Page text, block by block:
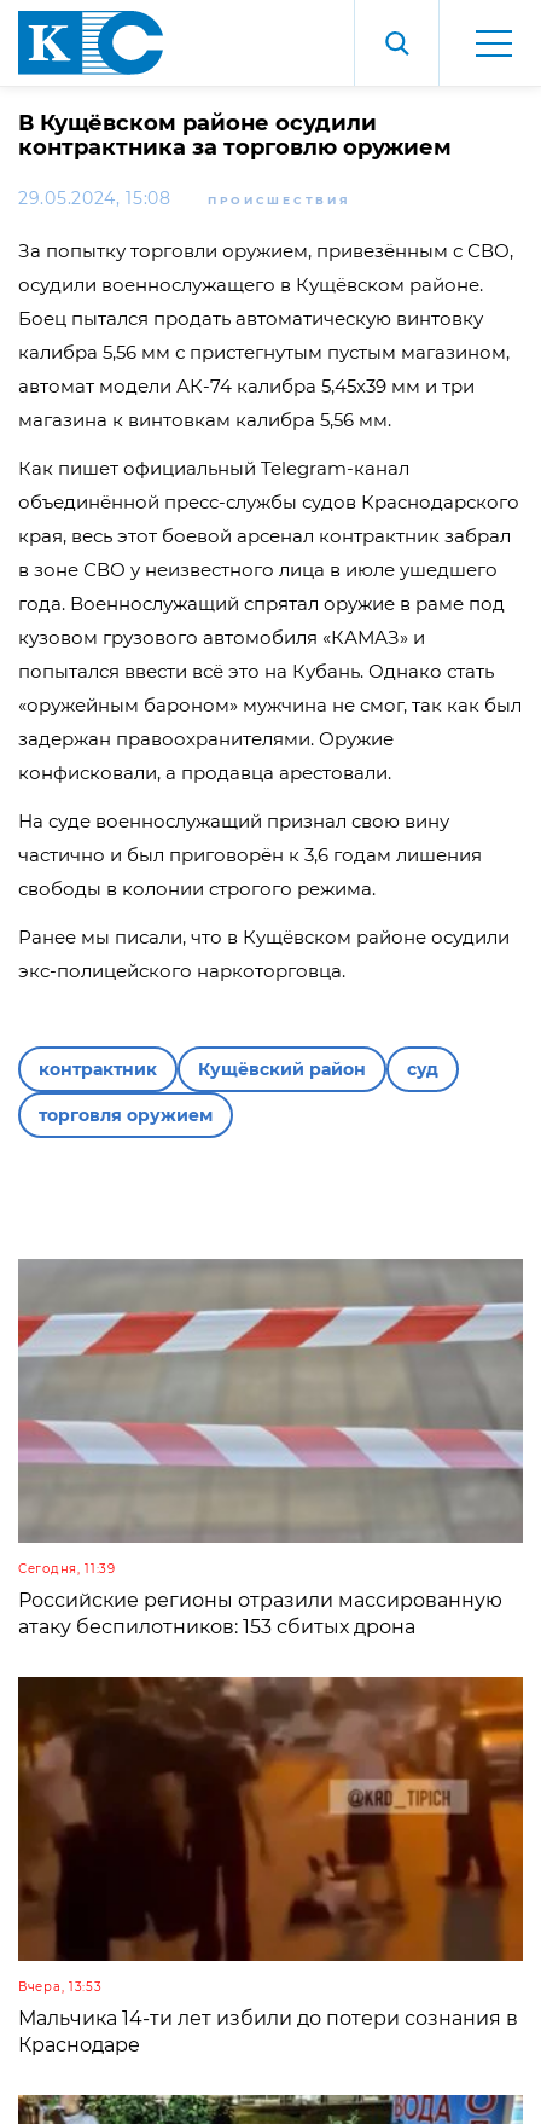
В Кущёвском районе осудили
контрактника за торговлю оружием
29.05.2024, 15:08 ПРОИСШЕСТВИЯ
За попытку торговли оружием, привезённым с СВО,
осудили военнослужащего в Кущёвском районе.
Боец пытался продать автоматическую винтовку
калибра 5,56 мм с пристегнутым пустым магазином,
автомат модели АК-74 калибра 5,45х39 мм и три
магазина к винтовкам калибра 5,56 мм.
Как пишет официальный Telegram-канал
объединённой пресс-службы судов Краснодарского
края, весь этот боевой арсенал контрактник забрал
в зоне СВО у неизвестного лица в июле ушедшего
года. Военнослужащий спрятал оружие в раме под
кузовом грузового автомобиля «КАМАЗ» и
попытался ввести всё это на Кубань. Однако стать
«оружейным бароном» мужчина не смог, так как был
задержан правоохранителями. Оружие
конфисковали, а продавца арестовали.
На суде военнослужащий признал свою вину
частично и был приговорён к 3,6 годам лишения
свободы в колонии строгого режима.
Ранее мы писали, что в Кущёвском районе осудили
экс-полицейского наркоторговца.
контрактник Кущёвский район суд
торговля оружием
Сегодня, 11:39
Российские регионы отразили массированную
атаку беспилотников: 153 сбитых дрона
Вчера, 13:53
Мальчика 14-ти лет избили до потери сознания в
Краснодаре